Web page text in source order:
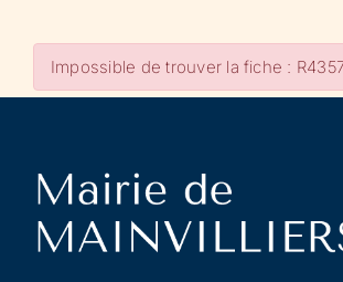
Impossible de trouver la fiche :